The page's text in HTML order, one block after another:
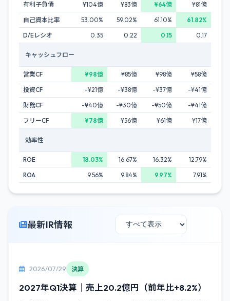
有利子負債
¥104億 ¥83億 ¥64億
¥81億
自己資本比率
53.00% 59.02% 61.10%
61.82%
D/Eレシオ
0.35 0.22 0.15 0.17
キャッシュフロー
営業CF ¥98億 ¥85億 ¥98億
¥58億
投資CF
-¥21億 -¥38億 -¥37億
-¥41億
財務CF
-¥40億 -¥30億 -¥50億
-¥41億
フリーCF
¥78億 ¥56億 ¥61億 ¥17億
効率性
ROE 18.03% 16.67% 16.32%
12.79%
ROA
9.56% 9.84% 9.97% 7.91%
最新IR情報
2026/07/29 決算
2027年Q1決算｜売上20.2億円（前年比+8.2%）